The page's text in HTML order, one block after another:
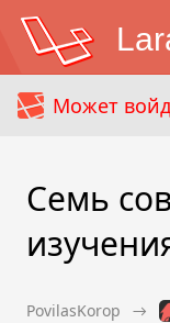
Может
Семь
PovilasKorop →